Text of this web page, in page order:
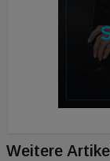
Weitere Artikel